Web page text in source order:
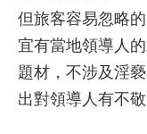
但旅客容易忽略
宜有當地領導人
題材，不涉及淫
出對領導人有不敬